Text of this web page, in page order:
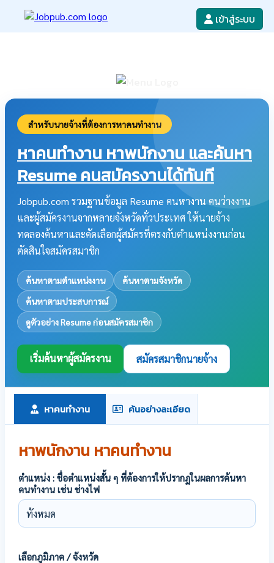
เข้าสู่ระบบ
สำหรับนายจ้างที่ต้องการหาคนทำงาน
หาคนทำงาน หาพนักงาน และค้นหา
Resume คนสมัครงานได้ทันที
Jobpub.com รวมฐานข้อมูล Resume คนหางาน คนว่างงาน
และผู้สมัครงานจากหลายจังหวัดทั่วประเทศ ให้นายจ้าง
ทดลองค้นหาและคัดเลือกผู้สมัครที่ตรงกับตำแหน่งงานก่อน
ตัดสินใจสมัครสมาชิก
ค้นหาตามตำแหน่งงาน
ค้นหาตามจังหวัด
ค้นหาตามประสบการณ์
ดูตัวอย่าง Resume ก่อนสมัครสมาชิก
เริ่มค้นหาผู้สมัครงาน สมัครสมาชิกนายจ้าง
หาคนทำงาน ค้นอย่างละเอียด
หาพนักงาน หาคนทำงาน
ตำแหน่ง : ชื่อตำแหน่งสั้น ๆ ที่ต้องการให้ปรากฏในผลการค้นหา
คนทำงาน เช่น ช่างไฟ
เลือกภูมิภาค / จังหวัด